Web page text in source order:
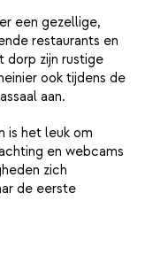
een gezellige,
restaurants en
dorp zijn rustige
ook tijdens de
aan.
is het leuk om
en webcams
zich
de eerste